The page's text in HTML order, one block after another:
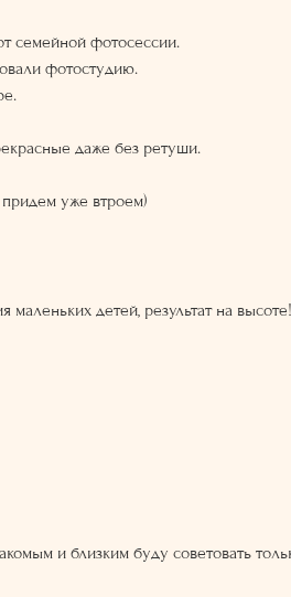
семейной фотосессии.
фотостудию.
даже без ретуши.
уже втроем)
детей, результат на высоте!
и близким буду советовать